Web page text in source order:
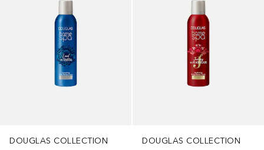
DOUGLAS COLLECTION
DOUGLAS COLLECTION